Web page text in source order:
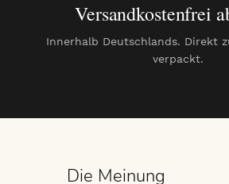
Versandkostenfrei
Innerhalb Deutschlands. Direkt
verpackt.